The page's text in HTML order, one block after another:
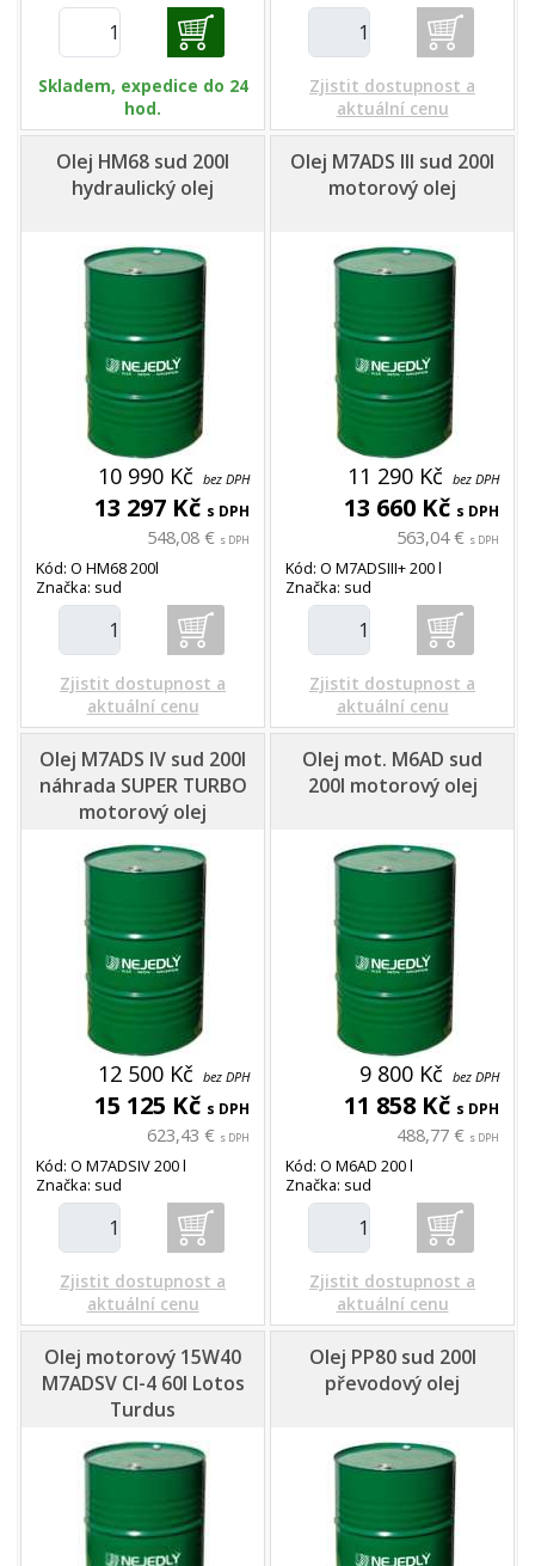
Skladem, expedice do 24
hod.
Zjistit dostupnost a
aktuální cenu
Olej HM68 sud 200l
hydraulický olej
10 990 Kč bez DPH
13 297 Kč s DPH
548,08 € s DPH
Kód: O HM68 200l
Značka: sud
Zjistit dostupnost a
aktuální cenu
Olej M7ADS III sud 200l
motorový olej
11 290 Kč bez DPH
13 660 Kč s DPH
563,04 € s DPH
Kód: O M7ADSIII+ 200 l
Značka: sud
Zjistit dostupnost a
aktuální cenu
Olej M7ADS IV sud 200l
náhrada SUPER TURBO
motorový olej
12 500 Kč bez DPH
15 125 Kč s DPH
623,43 € s DPH
Kód: O M7ADSIV 200 l
Značka: sud
Zjistit dostupnost a
aktuální cenu
Olej mot. M6AD sud
200l motorový olej
9 800 Kč bez DPH
11 858 Kč s DPH
488,77 € s DPH
Kód: O M6AD 200 l
Značka: sud
Zjistit dostupnost a
aktuální cenu
Olej motorový 15W40
M7ADSV CI-4 60l Lotos
Turdus
Olej PP80 sud 200l
převodový olej